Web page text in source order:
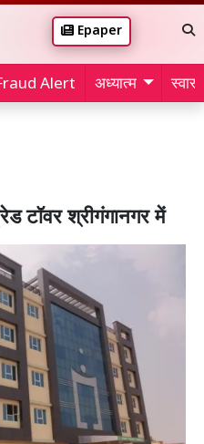
Epaper
Alert अध्यात्म
टॉवर श्रीगंगानगर में